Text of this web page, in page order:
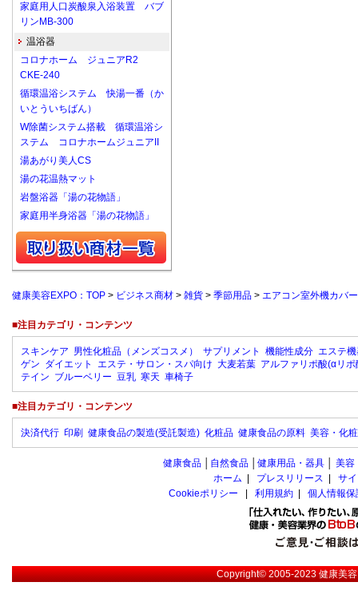
家庭用人口炭酸泉入浴装置 バブ
リンMB-300
温浴器
コロナホーム ジュニアR2
CKE-240
循環温浴システム 快湯一番（か
いとういちばん）
W除菌システム搭載 循環温浴シ
ステム コロナホームジュニアII
湯あがり美人CS
湯の花温熱マット
岩盤浴器「湯の花物語」
家庭用半身浴器「湯の花物語」
健康美容EXPO：TOP > ビジネス商材 > 雑貨 > 季節用品 > エアコン室外機カバ
■注目カテゴリ・コンテンツ
スキンケア 男性化粧品（メンズコスメ） サプリメント 機能性成分 エステ
ゲン ダイエット エステ・サロン・スパ向け 大麦若葉 アルファリポ酸(αリポ
テイン ブルーベリー 豆乳 寒天 車椅子
■注目カテゴリ・コンテンツ
決済代行 印刷 健康食品の製造(受託製造) 化粧品 健康食品の原料 美容・化
健康食品 自然食品 健康用品・器具 美容
ホーム
プレスリリース
サ
Cookieポリシー
利用規約 個人情報
Copyright© 2005-2023健康美